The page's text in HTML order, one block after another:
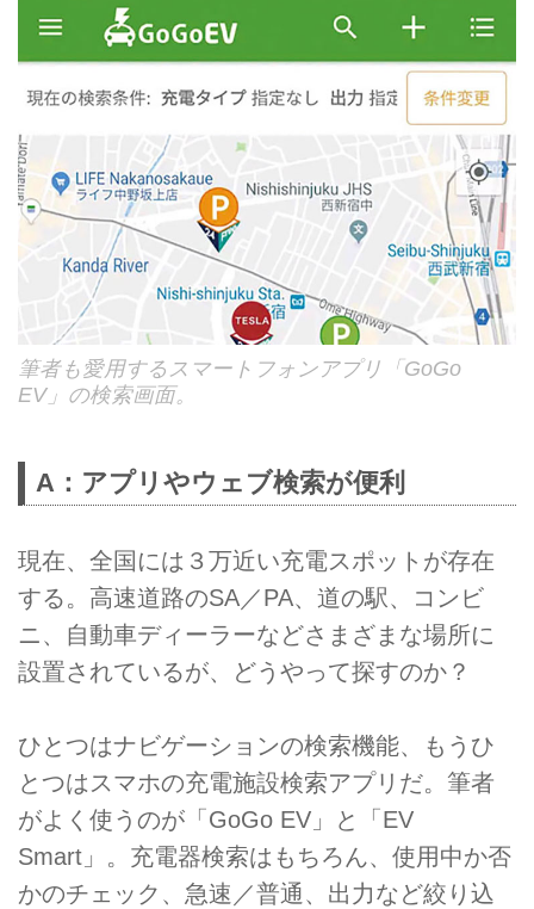
筆者も愛用するスマートフォンアプリ「GoGo
EV」の検索画面。
A：アプリやウェブ検索が便利
現在、全国には３万近い充電スポットが存在
する。高速道路のSA／PA、道の駅、コンビ
ニ、自動車ディーラーなどさまざまな場所に
設置されているが、どうやって探すのか？
ひとつはナビゲーションの検索機能、もうひ
とつはスマホの充電施設検索アプリだ。筆者
がよく使うのが「GoGo EV」と「EV
Smart」。充電器検索はもちろん、使用中か否
かのチェック、急速／普通、出力など絞り込